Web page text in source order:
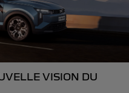
VISION DU